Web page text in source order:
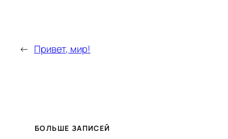
← Привет, мир!
БОЛЬШЕ ЗАПИСЕЙ